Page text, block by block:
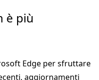
è più
Edge per sfruttare
aggiornamenti